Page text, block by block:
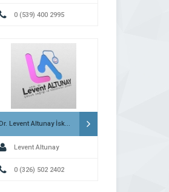
0 (539) 400 2995
Dr. Levent Altunay İskenderun
Levent Altunay
0 (326) 502 2402